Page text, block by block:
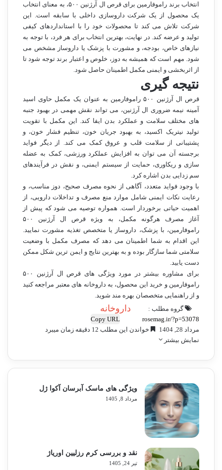
انتخاب برند راموفارمین برای قرص ال آرژنین ۵۰۰، به معنای انتخاب
یک محصول از یک شرکت داروسازی داخلی با سابقه است. این
شرکت تلاش می کند تا محصولات خود را با استانداردهای کیفی
تولید و عرضه کند. در نهایت، بهترین انتخاب برای هر فرد، با توجه به
نیازهای خاص، بودجه، و مشورت با پزشک یا داروساز مشخص می
شود. مهم است که همیشه به دوز، خلوص و اعتبار برند توجه شود تا
از اثربخشی و ایمنی مکمل اطمینان حاصل شود.
نتیجه گیری
قرص ال آرژنین ۵۰۰ راموفارمین به عنوان یک مکمل حاوی اسید
آمینه نیمه ضروری ال آرژنین، می تواند نقش مهمی در بهبود جنبه
های مختلف سلامت و عملکرد بدن ایفا کند. این مکمل با تقویت
تولید نیتریک اکسید، به بهبود جریان خون، تنظیم فشار خون، و
پشتیبانی از سلامت قلب و عروق کمک می کند. از دیگر فواید
برجسته آن می توان به افزایش عملکرد ورزشی، کمک به عضله
سازی و ریکاوری، حمایت از سیستم ایمنی، و نقش در فرآیندهای
سم زدایی بدن اشاره کرد.
با وجود فواید متعدد، آگاهی از نحوه مصرف صحیح، دوز مناسب، و
رعایت نکات ایمنی شامل موارد منع مصرف و تداخلات دارویی، از
اهمیت حیاتی برخوردار است. همواره توصیه می شود که پیش از
آغاز مصرف هرگونه مکمل، به ویژه قرص ال آرژنین ۵۰۰
راموفارمین، با پزشک، داروساز یا متخصص تغذیه مشورت نمایید.
این اقدام به شما اطمینان می دهد که مصرف مکمل با وضعیت
سلامتی شما سازگار بوده و به بهترین نتایج و ایمن ترین شکل ممکن
دست یابید.
برای مشاوره بیشتر در مورد ویژگی های قرص ال آرژنین ۵۰۰
راموفارمین و خرید این محصول، به داروخانه های معتبر مراجعه کنید
و از راهنمایی متخصصان بهره مند شوید.
گروه مطلب :
داروخانه
Copy URL
مرداد 28, 1404
خواندن این مطلب 12 دقیقه زمان میبرد
نمایش بیشتر
ویژگی های ماسک آبرسان آکوا ژل
مرداد 8, 1405
نقد و بررسی کرم رزلیین اوریاژ
تیر 24, 1405